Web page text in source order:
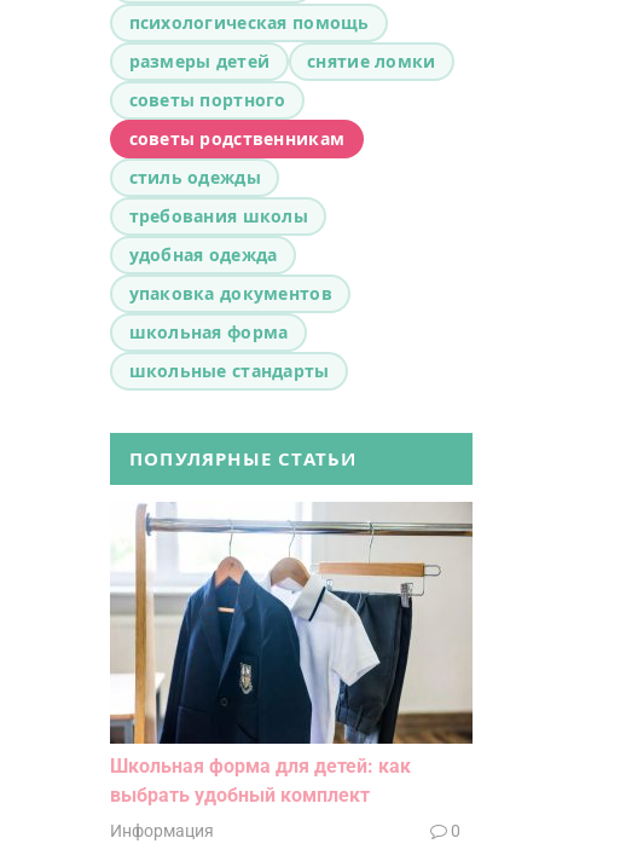
психологическая помощь
размеры детей
снятие ломки
советы портного
советы родственникам
стиль одежды
требования школы
удобная одежда
упаковка документов
школьная форма
школьные стандарты
ПОПУЛЯРНЫЕ СТАТЬИ
Школьная форма для детей: как
выбрать удобный комплект
Информация 0